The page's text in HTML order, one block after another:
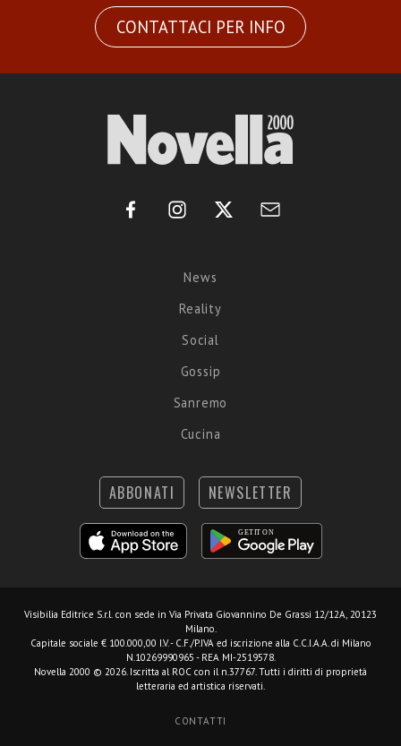
CONTATTACI PER INFO
News
Reality
Social
Gossip
Sanremo
Cucina
ABBONATI NEWSLETTER
Visibilia Editrice S.r.l. con sede in Via Privata Giovannino De Grassi 12/12A, 20123
Milano.
Capitale sociale € 100.000,00 I.V. - C.F./P.IVA ed iscrizione alla C.C.I.A.A. di Milano
N.10269990965 - REA MI-2519578.
Novella 2000 © 2026. Iscritta al ROC con il n.37767. Tutti i diritti di proprietà
letteraria ed artistica riservati.
CONTATTI